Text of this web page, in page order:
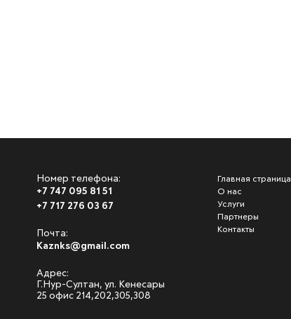
Номер телефона:
+7 747 095 81 51
+7 717 276 03 67
Почта:
Kaznks@gmail.com
Адрес:
Г.Нур-Султан, ул. Кенесары
25 офис 214,202,305,308
Главная страница
О нас
Услуги
Партнеры
Контакты